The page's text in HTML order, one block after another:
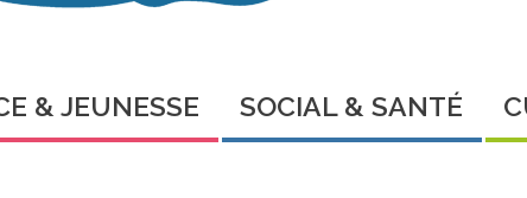
& JEUNESSE SOCIAL & SANTÉ